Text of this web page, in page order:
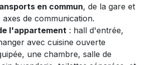
en commun, de la gare et
de communication.
l'appartement : hall d'entrée,
avec cuisine ouverte
une chambre, salle de